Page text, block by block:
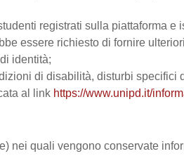
registrati sulla piattaforma e
essere richiesto di fornire
identità;
di disabilità, disturbi specifici
al link https://www.unipd.it/
nei quali vengono conservate